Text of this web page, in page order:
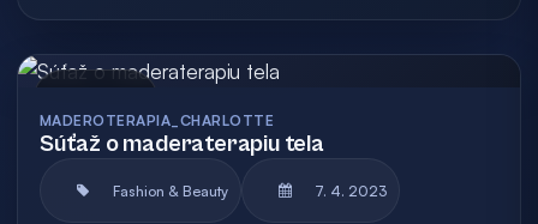
MADEROTERAPIA_CHARLOTTE
Súťaž o maderaterapiu tela
Fashion & Beauty 7. 4. 2023